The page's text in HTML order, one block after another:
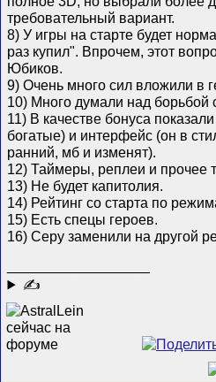
требовательный вариант.
8) У игры на старте будет
раз купил". Впрочем, этот
Юбиков.
9) Очень много сил вложили в
10) Много думали над борьбой
11) В качестве бонуса
богатые) и интерфейс (он в
ранний, мб и изменят).
12) Таймеры, реплеи и прочее
13) Не будет капитолия.
14) Рейтинг со старта по
15) Есть спецы героев.
16) Серу заменили на другой
✍